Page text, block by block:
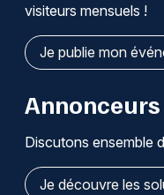
visiteurs mensuels !
Je publie mon
Annonceurs
Discutons ensemble
Je découvre les